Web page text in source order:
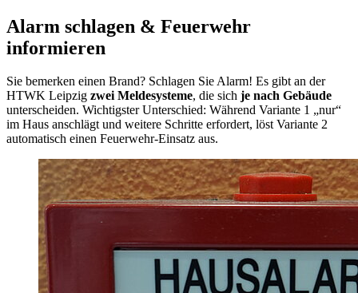
Alarm schlagen & Feuerwehr
informieren
Sie bemerken einen Brand? Schlagen Sie Alarm! Es gibt an der
HTWK Leipzig zwei Meldesysteme, die sich je nach Gebäude
unterscheiden. Wichtigster Unterschied: Während Variante 1 „nur“
im Haus anschlägt und weitere Schritte erfordert, löst Variante 2
automatisch einen Feuerwehr-Einsatz aus.